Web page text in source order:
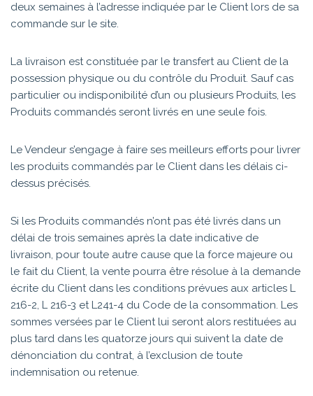
deux semaines à l’adresse indiquée par le Client lors de sa
commande sur le site.
La livraison est constituée par le transfert au Client de la
possession physique ou du contrôle du Produit. Sauf cas
particulier ou indisponibilité d’un ou plusieurs Produits, les
Produits commandés seront livrés en une seule fois.
Le Vendeur s’engage à faire ses meilleurs efforts pour livrer
les produits commandés par le Client dans les délais ci-
dessus précisés.
Si les Produits commandés n’ont pas été livrés dans un
délai de trois semaines après la date indicative de
livraison, pour toute autre cause que la force majeure ou
le fait du Client, la vente pourra être résolue à la demande
écrite du Client dans les conditions prévues aux articles L
216-2, L 216-3 et L241-4 du Code de la consommation. Les
sommes versées par le Client lui seront alors restituées au
plus tard dans les quatorze jours qui suivent la date de
dénonciation du contrat, à l’exclusion de toute
indemnisation ou retenue.